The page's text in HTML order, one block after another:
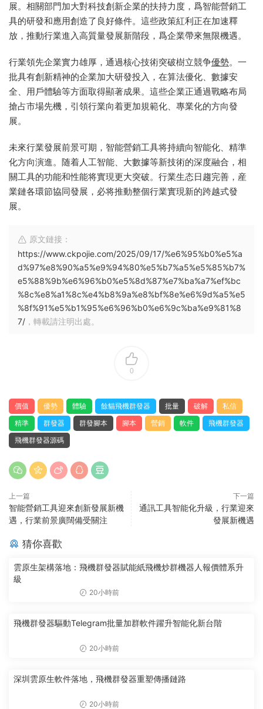
展。相關部門加大對科技創新企業的扶持力度，爲智能營銷工
具的研發和應用創造了良好條件。這些政策紅利正在加速釋
放，推動行業進入高質量發展新階段，爲企業帶來無限機遇。
行業領先企業實力雄厚，通過核心技術突破樹立競争優勢。一
批具有創新精神的企業加大研發投入，在算法優化、數據安
全、用戶體驗等方面取得顯著成果。這些企業正通過戰略布局
搶占市場先機，引領行業向着更加規範化、專業化的方向發
展。
未來行業發展前景可期，智能營銷工具将持續向智能化、精準
化方向演進。随着人工智能、大數據等新技術的深度融合，相
關工具的功能和性能将實現更大突破。行業生态日趨完善，産
業鏈各環節協同發展，必将推動整個行業實現新的跨越式發
展。
原文鏈接：
https://www.ckpojie.com/2025/09/17/%e6%95%b0%e5%a
d%97%e8%90%a5%e9%94%80%e5%b7%a5%e5%85%b7%
e5%88%9b%e6%96%b0%e5%8d%87%e7%ba%a7%ef%bc
%8c%e8%a1%8c%e4%b8%9a%e8%bf%8e%e6%9d%a5%e5
%8f%91%e5%b1%95%e6%96%b0%e6%9c%ba%e9%81%8
7/ ，轉載請注明出處。
0
價值 優勢 體驗 餘貓飛機群發器 批量 破解
私信
精準
群發器 群發腳本 腳本 營銷 軟件
飛機群發器
飛機群發器源碼
上一篇
智能營銷工具迎來創新發展新機
遇，行業前景廣闊備受關注
下一篇
通訊工具智能化升級，行業迎來
發展新機遇
猜你喜歡
雲原生架構落地：飛機群發器賦能紙飛機炒群機器人報價體系升
級
20小時前
飛機群發器驅動Telegram批量加群軟件躍升智能化新台階
20小時前
深圳雲原生軟件落地，飛機群發器重塑傳播鏈路
20小時前